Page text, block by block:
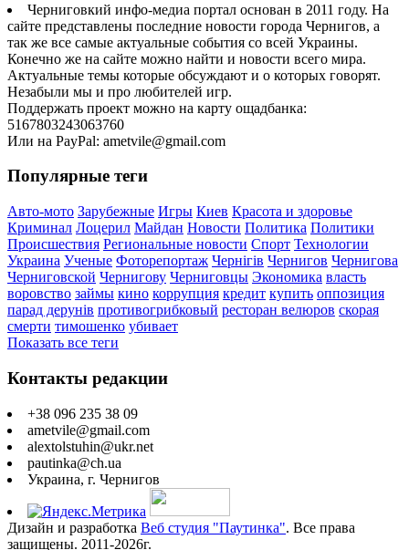
Черниговкий инфо-медиа портал основан в 2011 году. На
сайте представлены последние новости города Чернигов, а
так же все самые актуальные события со всей Украины.
Конечно же на сайте можно найти и новости всего мира.
Актуальные темы которые обсуждают и о которых говорят.
Незабыли мы и про любителей игр.
Поддержать проект можно на карту ощадбанка:
5167803243063760
Или на PayPal: ametvile@gmail.com
Популярные теги
Авто-мото Зарубежные Игры Киев Красота и здоровье
Криминал Лоцерил Майдан Новости Политика Политики
Происшествия Региональные новости Спорт Технологии
Украина Ученые Фоторепортаж Чернігів Чернигов Чернигова
Черниговской Чернигову Черниговцы Экономика власть
воровство займы кино коррупция кредит купить оппозиция
парад дерунів противогрибковый ресторан велюров скорая
смерти тимошенко убивает
Показать все теги
Контакты редакции
+38 096 235 38 09
ametvile@gmail.com
alextolstuhin@ukr.net
pautinka@ch.ua
Украина, г. Чернигов
Дизайн и разработка Веб студия "Паутинка". Все права
защищены. 2011-2026г.